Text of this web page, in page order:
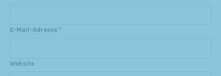
E-Mail-Adresse *
Website